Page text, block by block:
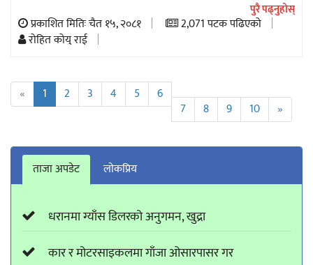
पुरै पढ्नुहोस्
प्रकाशित मितिः चैत १५, २०८१
2,071 पटक पढिएको
रोहित कोयु राई
« 1 2 3 4 5
6
7
8 9 10 »
ताजा अपडेट लाेकप्रिय
धरानमा ग्याँस डिलरको अनुगमन, खुद्रा
कार र मोटरसाइकलमा गाँजा ओसारपासर गर